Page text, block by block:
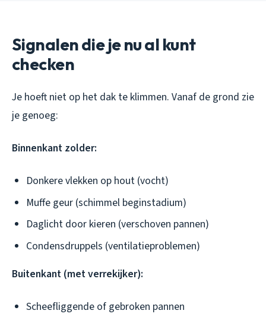
Signalen die je nu al kunt
checken
Je hoeft niet op het dak te klimmen. Vanaf de grond zie
je genoeg:
Binnenkant zolder:
Donkere vlekken op hout (vocht)
Muffe geur (schimmel beginstadium)
Daglicht door kieren (verschoven pannen)
Condensdruppels (ventilatieproblemen)
Buitenkant (met verrekijker):
Scheefliggende of gebroken pannen